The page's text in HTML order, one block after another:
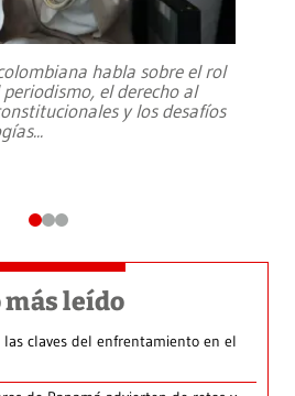
habla sobre el rol
el derecho al
y los desafíos
...
más leído
las claves del enfrentamiento en el